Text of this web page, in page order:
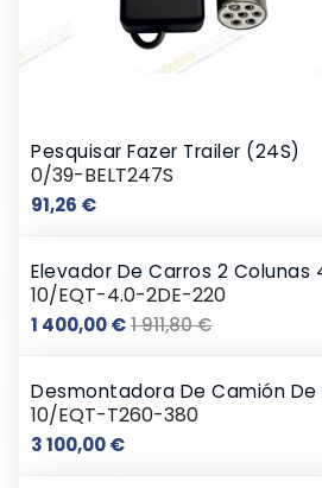
Pesquisar Fazer Trailer (24S)
0/39-BELT247S
91,26 €Preço
Elevador De Carros 2 Colunas
10/EQT-4.0-2DE-220
1 400,00 €Preço
1 911,80 €Preço
Desmontadora De Camión De
10/EQT-T260-380
3 100,00 €Preço